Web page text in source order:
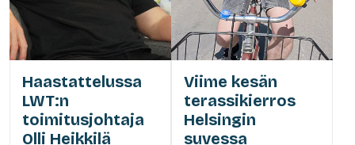
Haastattelussa
LWT:n
toimitusjohtaja
Olli Heikkilä
Viime kesän
terassikierros
Helsingin
suvessa